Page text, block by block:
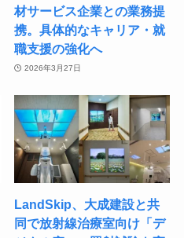
材サービス企業との業務提
携。具体的なキャリア・就
職支援の強化へ
2026年3月27日
LandSkip、大成建設と共
同で放射線治療室向け「デ